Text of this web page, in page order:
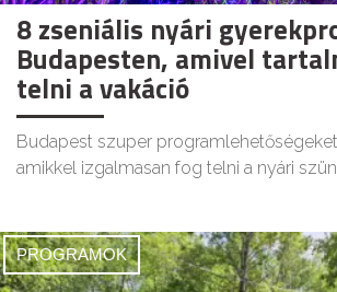
8 zseniális nyári
Budapesten, amivel
telni a vakáció
Budapest szuper programlehetőségeket
amikkel izgalmasan fog telni a nyári
PROGRAMOK